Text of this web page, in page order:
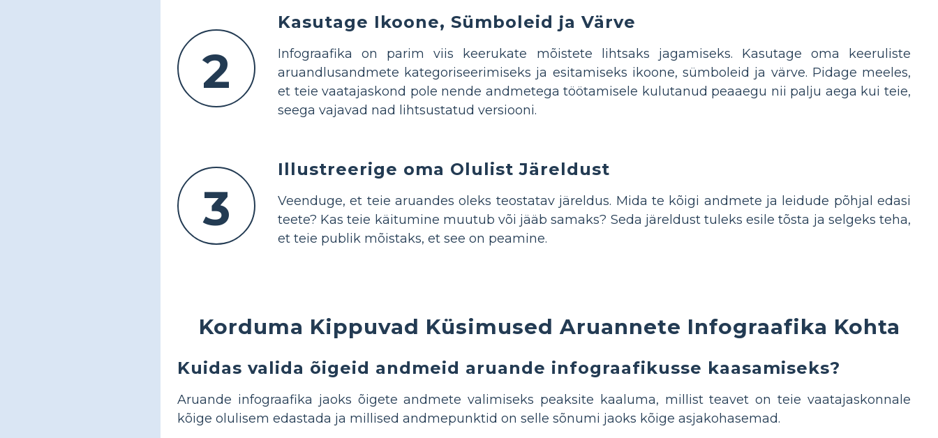
2
Kasutage Ikoone, Sümboleid ja Värve
Infograafika on parim viis keerukate mõistete lihtsaks jagamiseks. Kasutage oma keeruliste
aruandlusandmete kategoriseerimiseks ja esitamiseks ikoone, sümboleid ja värve. Pidage meeles,
et teie vaatajaskond pole nende andmetega töötamisele kulutanud peaaegu nii palju aega kui teie,
seega vajavad nad lihtsustatud versiooni.
3
Illustreerige oma Olulist Järeldust
Veenduge, et teie aruandes oleks teostatav järeldus. Mida te kõigi andmete ja leidude põhjal edasi
teete? Kas teie käitumine muutub või jääb samaks? Seda järeldust tuleks esile tõsta ja selgeks teha,
et teie publik mõistaks, et see on peamine.
Korduma Kippuvad Küsimused Aruannete Infograafika Kohta
Kuidas valida õigeid andmeid aruande infograafikusse kaasamiseks?
Aruande infograafika jaoks õigete andmete valimiseks peaksite kaaluma, millist teavet on teie vaatajaskonnale
kõige olulisem edastada ja millised andmepunktid on selle sõnumi jaoks kõige asjakohasemad.